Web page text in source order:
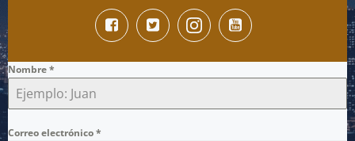
Nombre*
Correo electrónico*